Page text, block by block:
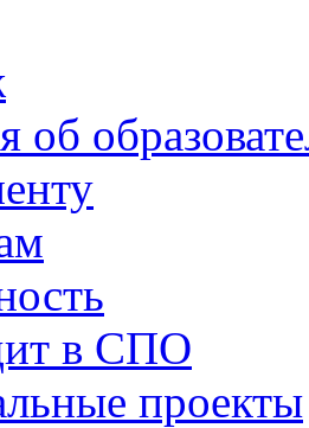
об
в СПО
проекты